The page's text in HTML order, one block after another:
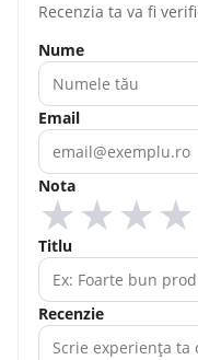
Recenzia ta va fi
Nume
Email
Nota
★
★
★
★
Titlu
Recenzie